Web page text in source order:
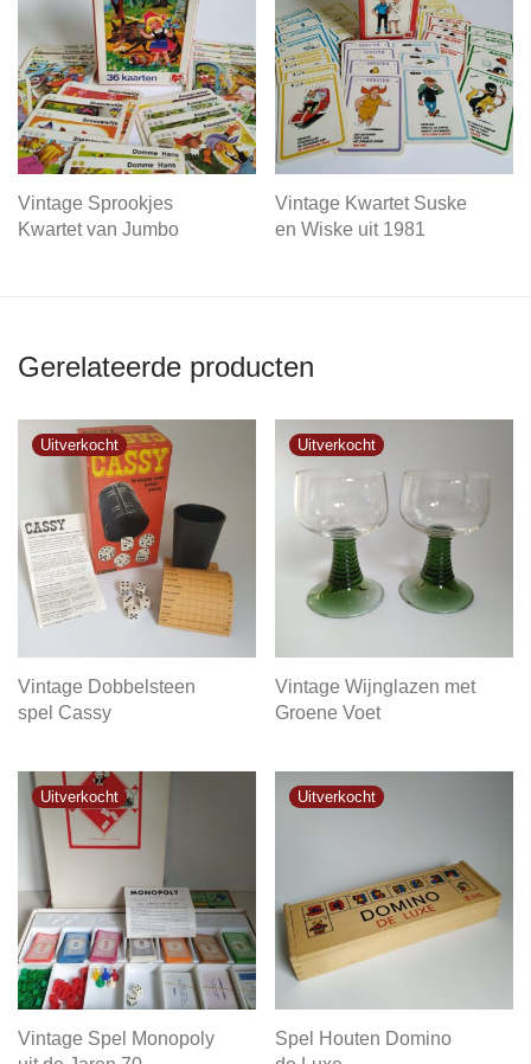
Vintage Sprookjes
Kwartet van Jumbo
Vintage Kwartet Suske
en Wiske uit 1981
Gerelateerde producten
Vintage Dobbelsteen
spel Cassy
Vintage Wijnglazen met
Groene Voet
Vintage Spel Monopoly
Spel Houten Domino